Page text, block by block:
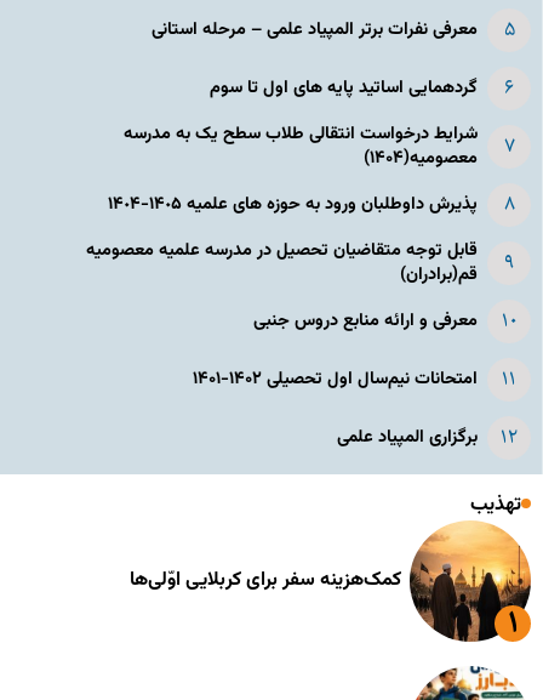
معرفی نفرات برتر المپیاد علمی – مرحله استانی
گردهمایی اساتید پایه های اول تا سوم
شرایط درخواست انتقالی طلاب سطح یک به مدرسه
معصومیه(۱۴۰۴)
پذیرش داوطلبان ورود به حوزه های علمیه ١۴٠۵-١۴٠۴
قابل توجه متقاضیان تحصیل در مدرسه علمیه معصومیه
قم(برادران)
معرفی و ارائه منابع دروس جنبی
امتحانات نیم‌سال اول تحصیلی ۱۴۰۲-۱۴۰۱
برگزاری المپیاد علمی
تهذیب
کمک‌هزینه سفر برای کربلایی اوّلی‌ها